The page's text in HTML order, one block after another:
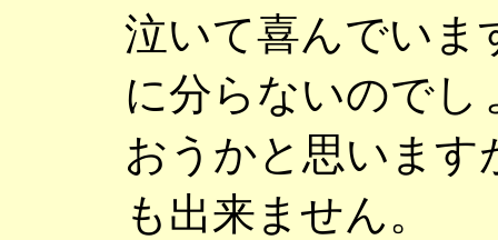
泣いて喜んでいま
に分らないのでし
おうかと思います
も出来ません。